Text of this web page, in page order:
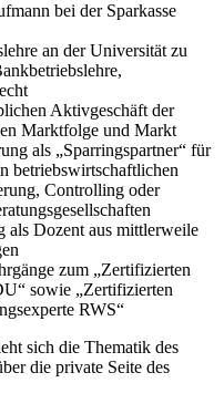
bei der Sparkasse
an der Universität zu
Aktivgeschäft der
Marktfolge und Markt
als „Sparringspartner“ für
betriebswirtschaftlichen
Controlling oder
als Dozent aus mittlerweile
zum „Zertifizierten
sowie „Zertifizierten
RWS“
sich die Thematik des
die private Seite des